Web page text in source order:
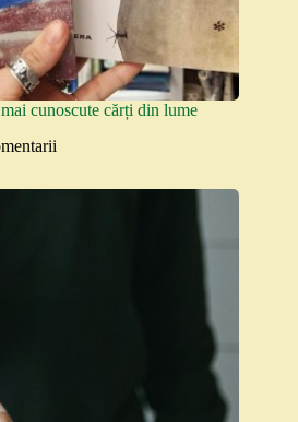
cunoscute cărți din lume